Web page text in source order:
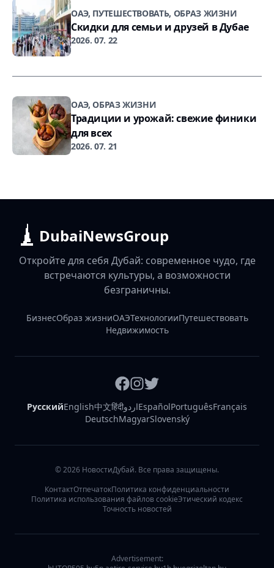
ОАЭ, ПУТЕШЕСТВОВАТЬ, ОБРАЗ ЖИЗНИ
Скидки для семьи и друзей в Дубае
2026. 07. 22
ОАЭ, ОБРАЗ ЖИЗНИ
Традиции и урожай: свежие финики
для всех
2026. 07. 21
DubaiNewsGroup
Откройте для себя Дубай: современное чудо, где
встречаются культуры, а возможности
безграничны.
БизнесОбраз жизниОАЭТехнологииПутешествовать
Недвижимость
РусскийEnglish中文हिंदीاردوEspañolPortuguêsFrançais
DeutschMagyarSlovenský
©2026 НовостиДубай. Все права защищены.
КонтактОтпечатокПолитика конфиденциальности
Политика использования файлов cookieЭтический кодекс
Точность новостей
Advertisement: